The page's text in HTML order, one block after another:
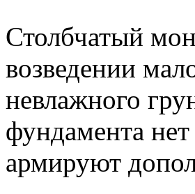
Столбчатый
возведении
невлажного
фундамента
армируют